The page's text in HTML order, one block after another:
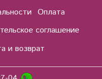
Оплата
соглашение
и возврат